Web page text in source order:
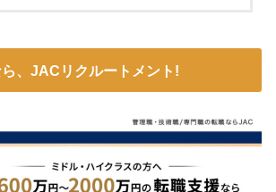
、JACリクルートメント!